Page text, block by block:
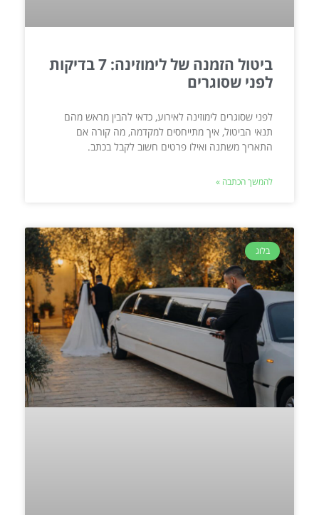
ביטול הזמנה של לימוזינה: 7 בדיקות
לפני שסוגרים
לפני שסוגרים לימוזינה לאירוע, כדאי להבין מראש מהם
תנאי הביטול, איך מתייחסים למקדמה, מה קורה אם
התאריך משתנה ואילו פרטים חשוב לקבל בכתב.
להמשך הכתבה »
בלוג